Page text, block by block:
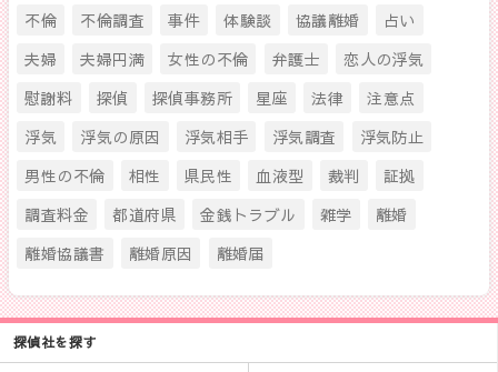
不倫
不倫調査 事件 体験談 協議離婚
占い
夫婦
夫婦円満 女性の不倫 弁護士
恋人の浮気
慰謝料
探偵 探偵事務所 星座 法律
注意点
浮気
浮気の原因 浮気相手 浮気調査
浮気防止
男性の不倫
相性 県民性 血液型 裁判
証拠
調査料金
都道府県 金銭トラブル 雑学
離婚
離婚協議書
離婚原因 離婚届
探偵社を探す